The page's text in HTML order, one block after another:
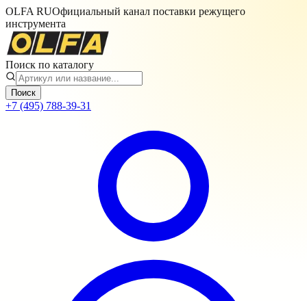
OLFA RUОфициальный канал поставки режущего
инструмента
Поиск по каталогу
Поиск
+7 (495) 788-39-31